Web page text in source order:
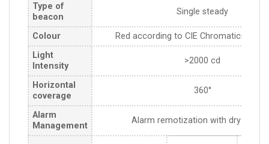
Type of
beacon
Single steady
Colour
Red according to CIE Chromaticity
Light
Intensity
>2000 cd
Horizontal
coverage
360°
Alarm
Management
Alarm remotization with dry